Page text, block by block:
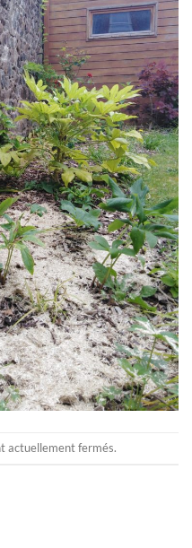
actuellement fermés.